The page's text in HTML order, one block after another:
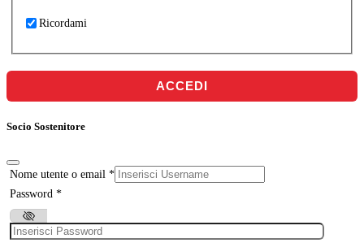
Ricordami
ACCEDI
Socio Sostenitore
Nome utente o email *
Password *